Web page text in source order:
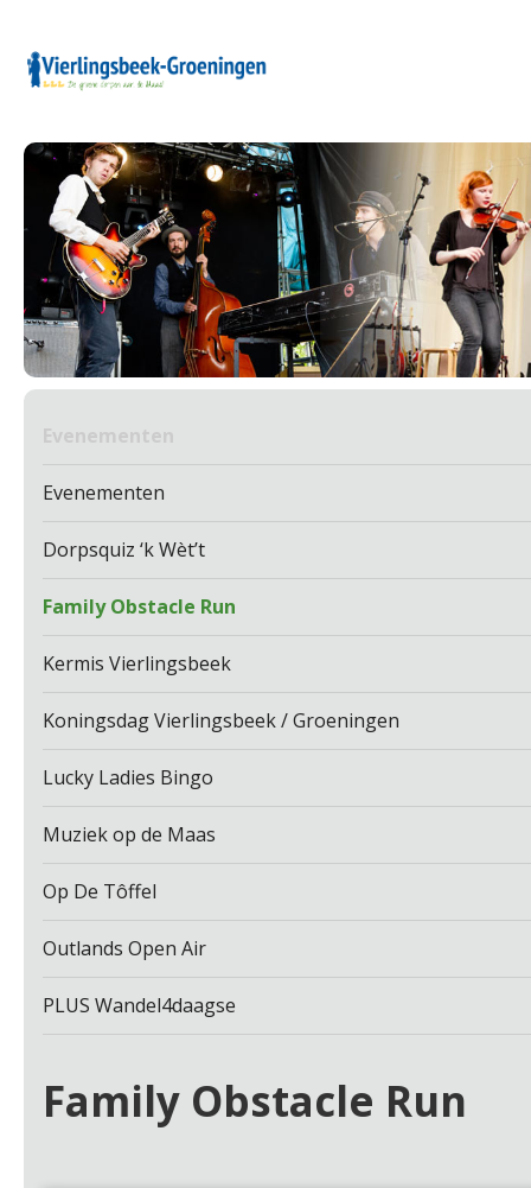
Evenementen
Evenementen
Dorpsquiz ‘k Wèt’t
Family Obstacle Run
Kermis Vierlingsbeek
Koningsdag Vierlingsbeek / Groeningen
Lucky Ladies Bingo
Muziek op de Maas
Op De Tôffel
Outlands Open Air
PLUS Wandel4daagse
Family Obstacle Run